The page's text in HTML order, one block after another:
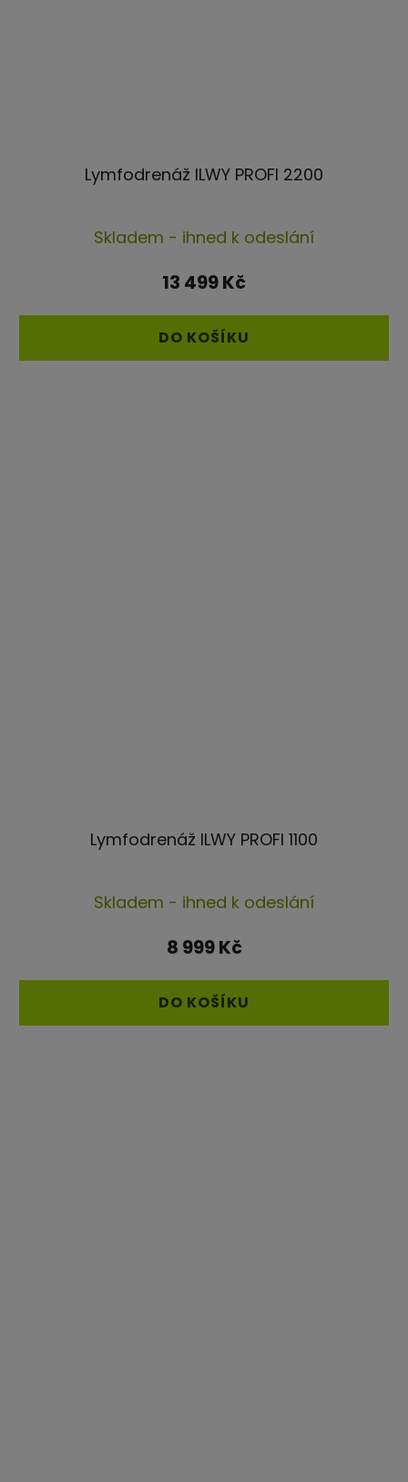
Lymfodrenáž ILWY PROFI 2200
hodnocení
produktu
4,5
z
Skladem - ihned k odeslání
13 499 Kč
DO KOŠÍKU
Lymfodrenáž ILWY PROFI 1100
hodnocení
produktu
4,4
z
Skladem - ihned k odeslání
8 999 Kč
DO KOŠÍKU